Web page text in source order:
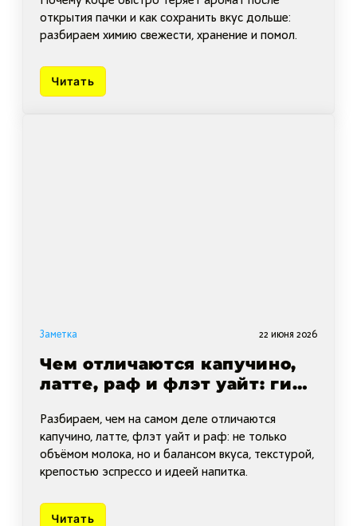
открытия пачки и как сохранить вкус дольше:
разбираем химию свежести, хранение и помол.
Читать
Заметка 22 июня 2026
Чем отличаются капучино,
латте, раф и флэт уайт: гид
напиткам
Разбираем, чем на самом деле отличаются
капучино, латте, флэт уайт и раф: не только
объёмом молока, но и балансом вкуса, текстурой,
крепостью эспрессо и идеей напитка.
Читать